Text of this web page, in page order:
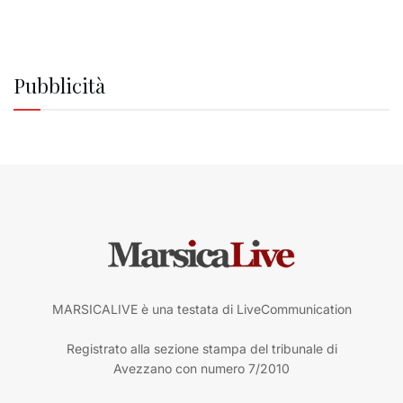
Pubblicità
MARSICALIVE è una testata di LiveCommunication
Registrato alla sezione stampa del tribunale di
Avezzano con numero 7/2010